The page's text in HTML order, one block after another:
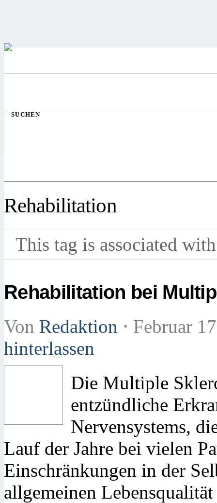
SUCHEN
Rehabilitation
This tag is associated
Rehabilitation bei
Von Redaktion ⋅ Februar
hinterlassen
Die Multiple
entzündliche
Nervensystems,
Lauf der Jahre bei vielen
Einschränkungen in der
allgemeinen